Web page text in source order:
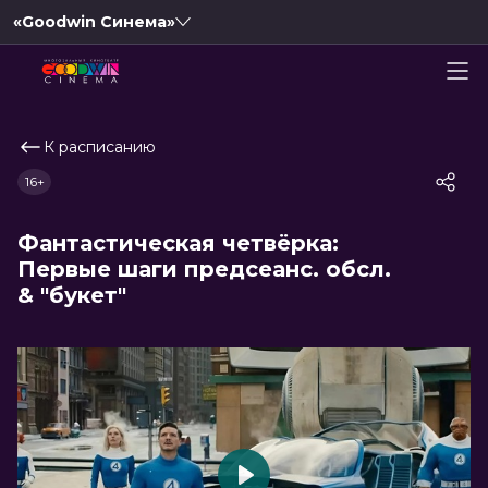
«Goodwin Синема»
К расписанию
Фантастическая четвёрка:
Первые шаги предсеанс. обсл.
& "букет"
16+